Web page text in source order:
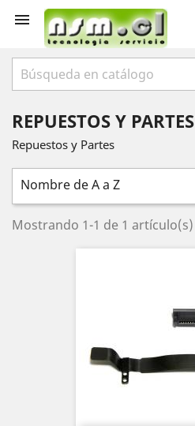

REPUESTOS Y PARTES
Repuestos y Partes
Nombre de A a Z
Mostrando 1-1 de 1 artículo(s)